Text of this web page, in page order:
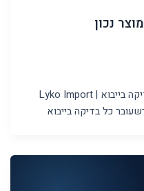
נכון
איך להרכיב תיק מוצר שעובר כל בדיקה בייבוא | Lyko Import
כל בדיקה בייבוא